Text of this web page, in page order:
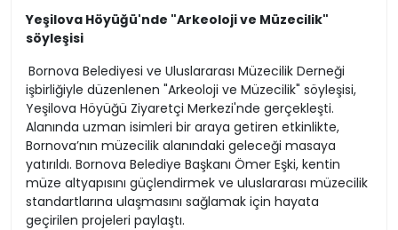
Yeşilova Höyüğü'nde "Arkeoloji ve Müzecilik"
söyleşisi
Bornova Belediyesi ve Uluslararası Müzecilik Derneği
işbirliğiyle düzenlenen "Arkeoloji ve Müzecilik" söyleşisi,
Yeşilova Höyüğü Ziyaretçi Merkezi'nde gerçekleşti.
Alanında uzman isimleri bir araya getiren etkinlikte,
Bornova’nın müzecilik alanındaki geleceği masaya
yatırıldı. Bornova Belediye Başkanı Ömer Eşki, kentin
müze altyapısını güçlendirmek ve uluslararası müzecilik
standartlarına ulaşmasını sağlamak için hayata
geçirilen projeleri paylaştı.